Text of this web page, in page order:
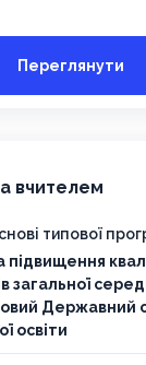
Переглянути
вчителем
типової
загальної
Державний
освіти